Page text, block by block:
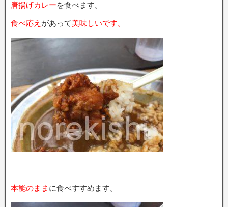
唐揚げカレーを食べます。
食べ応え があって美味しいです。
本能のまま に食べすすめます。